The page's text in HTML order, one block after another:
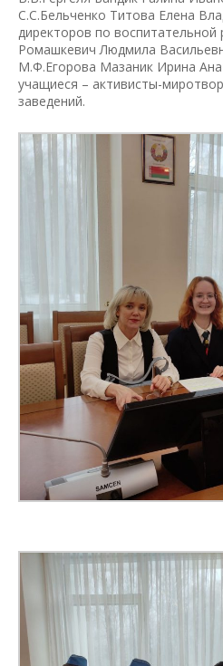
С.С.Бельченко Титова Елена
директоров по
Ромашкевич Людмила
М.Ф.Егорова Мазаник Ирина
учащиеся – активисты-
заведений.